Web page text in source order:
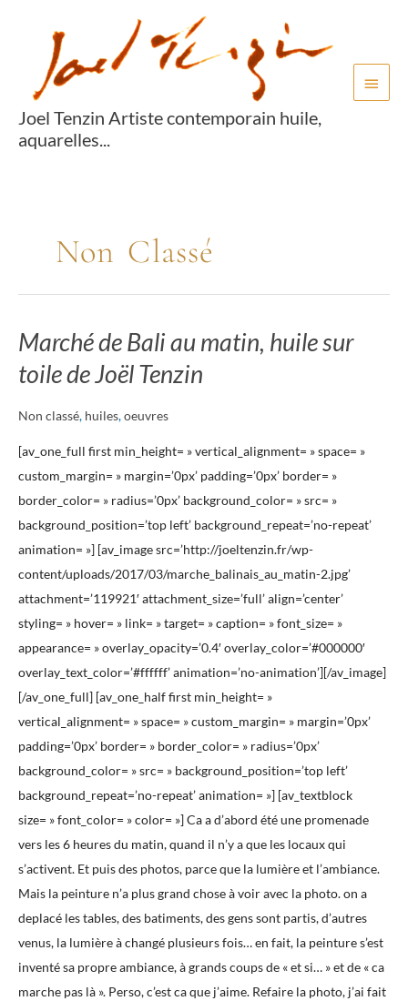
Joel Tenzin Artiste contemporain huile,
aquarelles...
Non Classé
Marché de Bali au matin, huile sur
toile de Joël Tenzin
Non classé, huiles,oeuvres
[av_one_full first min_height= » vertical_alignment= » space= »
custom_margin= » margin=’0px’ padding=’0px’ border= »
border_color= » radius=’0px’ background_color= » src= »
background_position=’top left’ background_repeat=’no-repeat’
animation= »] [av_image src=’http://joeltenzin.fr/wp-
content/uploads/2017/03/marche_balinais_au_matin-2.jpg’
attachment=’119921′ attachment_size=’full’ align=’center’
styling= » hover= » link= » target= » caption= » font_size= »
appearance= » overlay_opacity=’0.4′ overlay_color=’#000000′
overlay_text_color=’#ffffff’ animation=’no-animation’][/av_image]
[/av_one_full] [av_one_half first min_height= »
vertical_alignment= » space= » custom_margin= » margin=’0px’
padding=’0px’ border= » border_color= » radius=’0px’
background_color= » src= » background_position=’top left’
background_repeat=’no-repeat’ animation= »] [av_textblock
size= » font_color= » color= »] Ca a d’abord été une promenade
vers les 6 heures du matin, quand il n’y a que les locaux qui
s’activent. Et puis des photos, parce que la lumière et l’ambiance.
Mais la peinture n’a plus grand chose à voir avec la photo. on a
deplacé les tables, des batiments, des gens sont partis, d’autres
venus, la lumière à changé plusieurs fois… en fait, la peinture s’est
inventé sa propre ambiance, à grands coups de « et si… » et de « ca
marche pas là ». Perso, c’est ca que j’aime. Refaire la photo, j’ai fait
Marché
Bali
au
huile
sur
toile
de
Joël
Tenzin